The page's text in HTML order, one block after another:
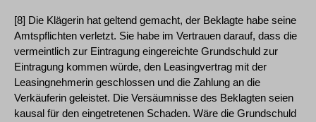
[8] Die Klägerin hat geltend gemacht, der Beklagte habe seine
Amtspflichten verletzt. Sie habe im Vertrauen darauf, dass die
vermeintlich zur Eintragung eingereichte Grundschuld zur
Eintragung kommen würde, den Leasingvertrag mit der
Leasingnehmerin geschlossen und die Zahlung an die
Verkäuferin geleistet. Die Versäumnisse des Beklagten seien
kausal für den eingetretenen Schaden. Wäre die Grundschuld